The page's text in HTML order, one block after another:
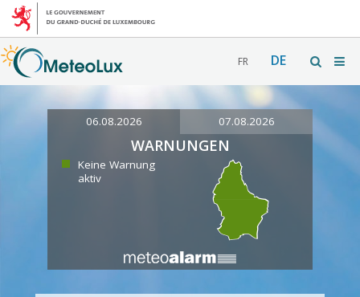
FR DE
06.08.2026 07.08.2026
WARNUNGEN
Keine Warnung
aktiv